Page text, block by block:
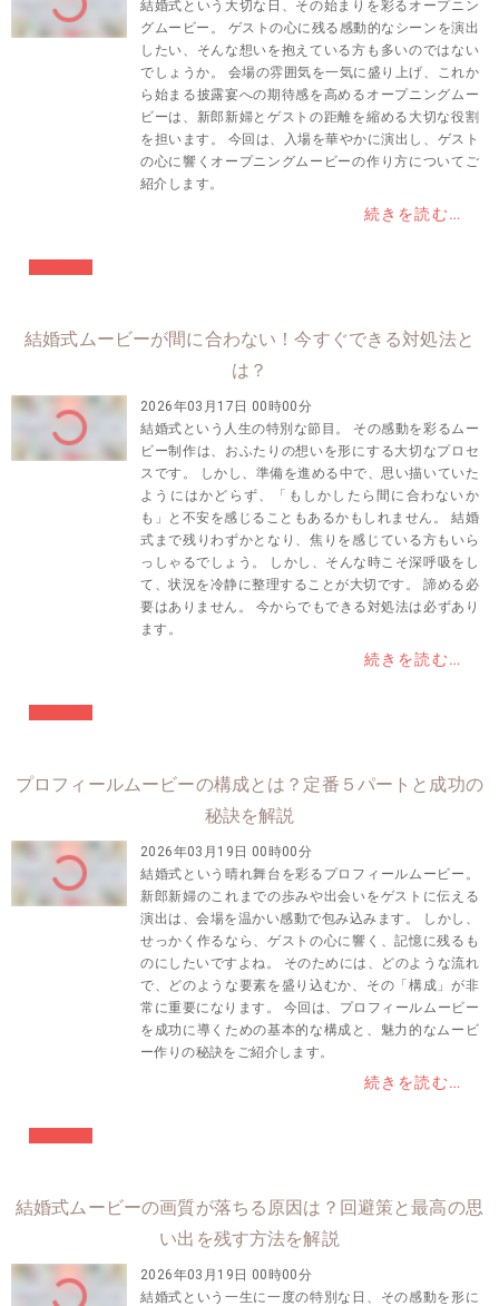
結婚式という大切な日、その始まりを彩るオープニン
グムービー。 ゲストの心に残る感動的なシーンを演出
したい、そんな想いを抱えている方も多いのではない
でしょうか。 会場の雰囲気を一気に盛り上げ、これか
ら始まる披露宴への期待感を高めるオープニングムー
ビーは、新郎新婦とゲストの距離を縮める大切な役割
を担います。 今回は、入場を華やかに演出し、ゲスト
の心に響くオープニングムービーの作り方についてご
紹介します。
続きを読む…
結婚式ムービーが間に合わない！今すぐできる対処法と
は？
2026年03月17日 00時00分
結婚式という人生の特別な節目。 その感動を彩るムー
ビー制作は、おふたりの想いを形にする大切なプロセ
スです。 しかし、準備を進める中で、思い描いていた
ようにはかどらず、「もしかしたら間に合わないか
も」と不安を感じることもあるかもしれません。 結婚
式まで残りわずかとなり、焦りを感じている方もいら
っしゃるでしょう。 しかし、そんな時こそ深呼吸をし
て、状況を冷静に整理することが大切です。 諦める必
要はありません。 今からでもできる対処法は必ずあり
ます。
続きを読む…
プロフィールムービーの構成とは？定番５パートと成功の
秘訣を解説
2026年03月19日 00時00分
結婚式という晴れ舞台を彩るプロフィールムービー。
新郎新婦のこれまでの歩みや出会いをゲストに伝える
演出は、会場を温かい感動で包み込みます。 しかし、
せっかく作るなら、ゲストの心に響く、記憶に残るも
のにしたいですよね。 そのためには、どのような流れ
で、どのような要素を盛り込むか、その「構成」が非
常に重要になります。 今回は、プロフィールムービー
を成功に導くための基本的な構成と、魅力的なムービ
ー作りの秘訣をご紹介します。
続きを読む…
結婚式ムービーの画質が落ちる原因は？回避策と最高の思
い出を残す方法を解説
2026年03月19日 00時00分
結婚式という一生に一度の特別な日、その感動を形に